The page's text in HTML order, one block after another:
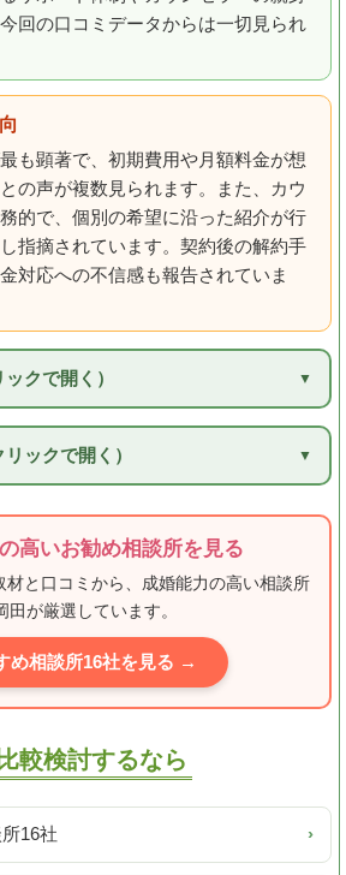
回の口コミデータからは一切見られ
も顕著で、初期費用や月額料金が想
の声が複数見られます。また、カウ
的で、個別の希望に沿った紹介が行
指摘されています。契約後の解約手
対応への不信感も報告されていま
クで開く）
ックで開く）
高いお勧め相談所を見る
と口コミから、成婚能力の高い相談所
田が厳選しています。
め相談所16社を見る →
較検討するなら
16社 ›